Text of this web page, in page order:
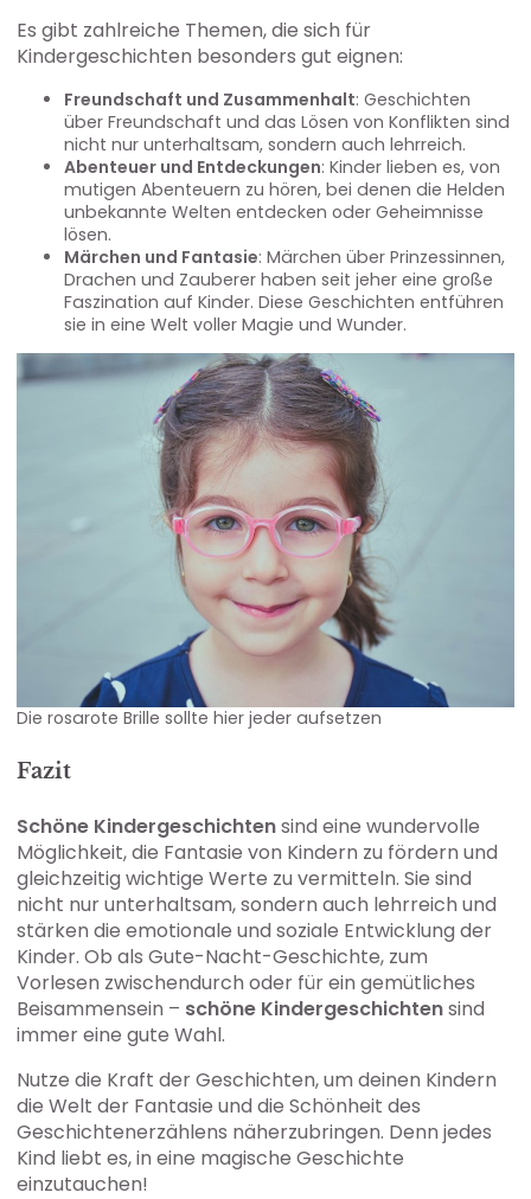
Es gibt zahlreiche Themen, die sich für
Kindergeschichten besonders gut eignen:
Freundschaft und Zusammenhalt: Geschichten
über Freundschaft und das Lösen von Konflikten sind
nicht nur unterhaltsam, sondern auch lehrreich.
Abenteuer und Entdeckungen: Kinder lieben es, von
mutigen Abenteuern zu hören, bei denen die Helden
unbekannte Welten entdecken oder Geheimnisse
lösen.
Märchen und Fantasie: Märchen über Prinzessinnen,
Drachen und Zauberer haben seit jeher eine große
Faszination auf Kinder. Diese Geschichten entführen
sie in eine Welt voller Magie und Wunder.
Die rosarote Brille sollte hier jeder aufsetzen
Fazit
Schöne Kindergeschichtensind eine wundervolle
Möglichkeit, die Fantasie von Kindern zu fördern und
gleichzeitig wichtige Werte zu vermitteln. Sie sind
nicht nur unterhaltsam, sondern auch lehrreich und
stärken die emotionale und soziale Entwicklung der
Kinder. Ob als Gute-Nacht-Geschichte, zum
Vorlesen zwischendurch oder für ein gemütliches
Beisammensein – schöne Kindergeschichtensind
immer eine gute Wahl.
Nutze die Kraft der Geschichten, um deinen Kindern
die Welt der Fantasie und die Schönheit des
Geschichtenerzählens näherzubringen. Denn jedes
Kind liebt es, in eine magische Geschichte
einzutauchen!